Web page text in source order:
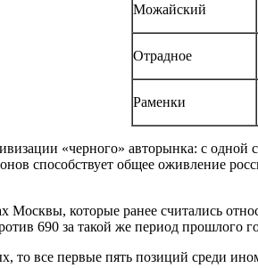
Можайский
Отрадное
Раменки
«черного» авторынка: с
способствует общее оживление
Москвы, которые ранее считались
690 за такой же период прошлого
все первые пять позиций среди